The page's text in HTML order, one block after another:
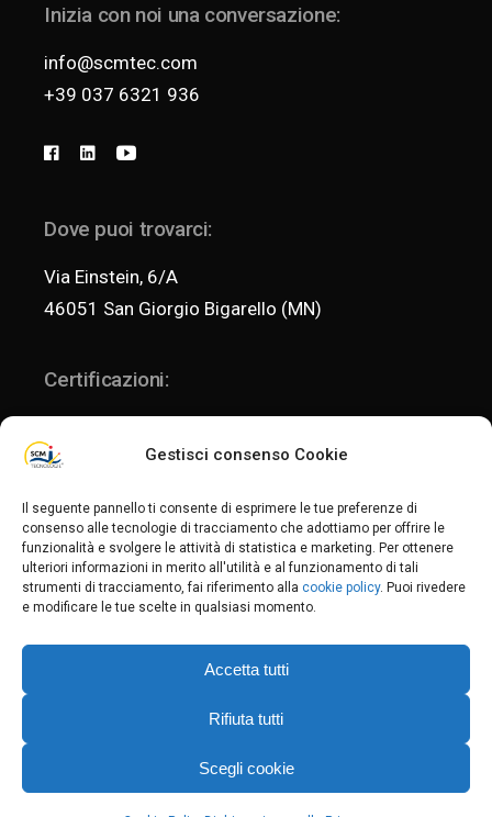
Gestisci consenso Cookie
Il seguente pannello ti consente di esprimere le tue preferenze di
consenso alle tecnologie di tracciamento che adottiamo per offrire le
funzionalità e svolgere le attività di statistica e marketing. Per ottenere
ulteriori informazioni in merito all'utilità e al funzionamento di tali
strumenti di tracciamento, fai riferimento alla cookie policy. Puoi rivedere
e modificare le tue scelte in qualsiasi momento.
Accetta tutti
Rifiuta tutti
Scegli cookie
Inizia con noi una conversazione:
info@scmtec.com
+39 037 6321 936
Dove puoi trovarci:
Via Einstein, 6/A
46051 San Giorgio Bigarello (MN)
Certificazioni:
ISO 14001:2015
Politica per la qualità e l'ambiente